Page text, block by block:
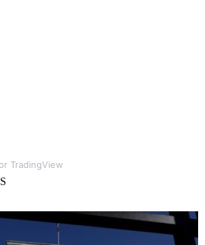
TradingView